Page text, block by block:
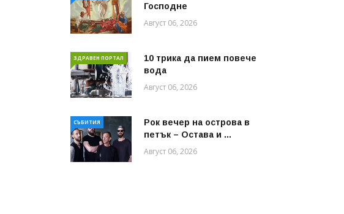
Господне
Август 06, 2026
ЗДРАВЕН ПОРТАЛ
10 трика да пием повече
вода
Август 06, 2026
СЪБИТИЯ
Рок вечер на острова в
петък – Остава и ...
Август 06, 2026